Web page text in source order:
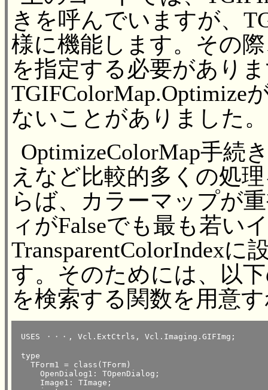
きを呼んでいますが、
様に機能します。その際
を指定する必要があり
TGIFColorMap.Optimize
ないことがありました。
OptimizeColorMap手続
えなど比較的多くの処
らば、カラーマップが
ィがFalseでも最も若い
TransparentColorIndex
す。そのためには、以
を検索する関数を用意
USES ・・・, Vcl.ExtCtrls, Vcl.Imaging.GIFImg;
type
   TForm1 = class(TForm)
     OpenDialog1: TOpenDialog;
     Image1: TImage;